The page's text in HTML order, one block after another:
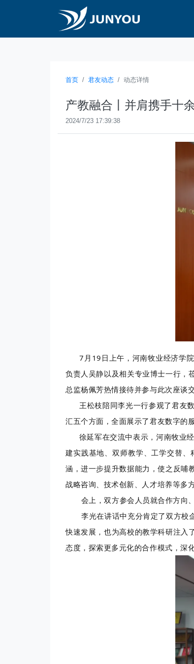
首页 君友动态 动态详情
产教融合丨并肩携手十
2024/7/23 17:39:38
7月19日上午，河南牧业经济学院
负责人吴静以及相关专业博士一行，
总监杨佩芳热情接待并参与此次座谈交
王松枝陪同李光一行参观了君友数
汇五个方面，全面展示了君友数字的
徐延军在交流中表示，河南牧业经
建实践基地、双师教学、工学交替
涵，进一步提升数据能力，使之反哺
战略咨询、技术创新、人才培养等多
会上，双方参会人员就合作方向、
李光在讲话中充分肯定了双方校企
快速发展，也为高校的教学科研注入
态度，探索更多元化的合作模式，深